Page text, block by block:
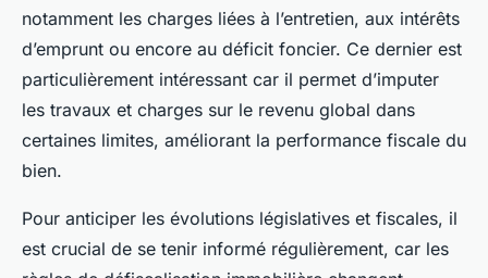
notamment les charges liées à l’entretien, aux intérêts
d’emprunt ou encore au déficit foncier. Ce dernier est
particulièrement intéressant car il permet d’imputer
les travaux et charges sur le revenu global dans
certaines limites, améliorant la performance fiscale du
bien.
Pour anticiper les évolutions législatives et fiscales, il
est crucial de se tenir informé régulièrement, car les